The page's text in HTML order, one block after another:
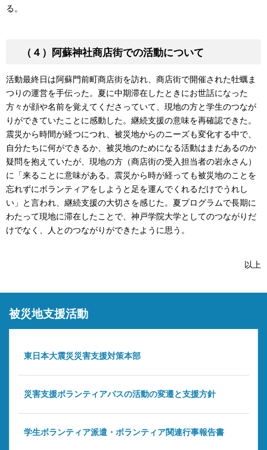
る。
（４）阿蘇神社商店街での活動について
活動最終日は阿蘇門前町商店街を訪れ、商店街で開催された牡蠣ま
つりの運営を手伝った。夏に中期滞在したときにお世話になった
方々が顔や名前を覚えてくださっていて、現地の方と学生のつなが
りができていたことに感動した。継続支援の意味を再確認できた。
震災から時間が経つにつれ、被災地からのニーズも変化する中で、
自分たちに何ができるか、被災地のためになる活動はまだあるのか
疑問を抱えていたが、現地の方（商店街の受入担当者の岩永さん）
に「来ることに意味がある。震災から時が経っても被災地のことを
忘れずにボランティアをしようと足を運んでくれるだけでうれし
い」と言われ、継続支援の大切さを感じた。夏プログラムで長期に
わたって現地に滞在したことで、神戸学院大学としてのつながりだ
けでなく、人とのつながりができたように思う。
以上
被災地支援活動
東日本大震災災害支援対策本部
災害支援ボランティアバスの活動の変遷と支援方針
学生ボランティア派遣・ボランティア関連行事報告書